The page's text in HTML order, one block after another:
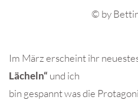
© by
Im März erscheint ihr
Lächeln“ und ich
bin gespannt was die